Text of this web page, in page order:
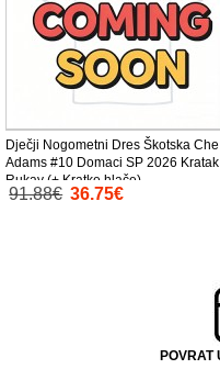
Dječji Nogometni Dres Škotska Che
Adams #10 Domaci SP 2026 Kratak
Rukav (+ Kratke hlače)
91.88€ 36.75€
POVRAT